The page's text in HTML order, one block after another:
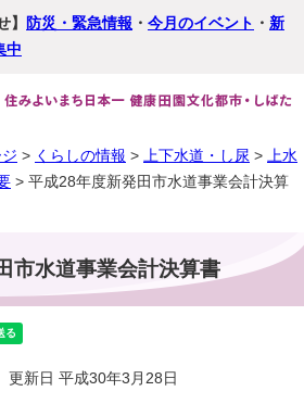
】 防災・緊急情報 ・ 今月のイベント ・ 新
中
> くらしの情報 > 上下水道・し尿 >
上水
> 平成28年度新発田市水道事業会計決算
市水道事業会計決算書
新日 平成30年3月28日